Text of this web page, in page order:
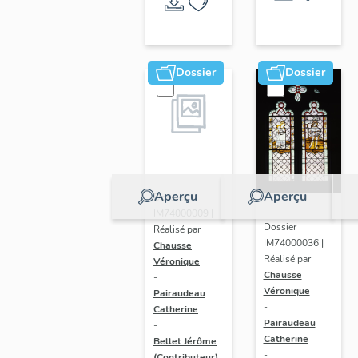
et
entouré
de la
couronne
d' épines
(baie
figurée
Dossier
Aperçu
Dossier
Réalisé par
Chausse
Véronique
-
Pairaudeau
Catherine
-
Bellet Jérôme
Dossier
Aperçu
Dossier
IM74000036 |
Réalisé par
Chausse
Véronique
-
Pairaudeau
Catherine
-